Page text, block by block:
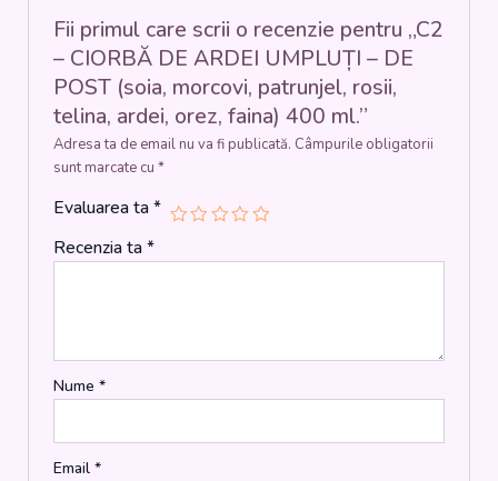
morcovi,
patrunjel,
Fii primul care scrii o recenzie pentru „C2
– CIORBĂ DE ARDEI UMPLUȚI – DE
POST (soia, morcovi, patrunjel, rosii,
telina, ardei, orez, faina) 400 ml.”
Adresa ta de email nu va fi publicată. Câmpurile obligatorii
sunt marcate cu *
Evaluarea ta*
Recenzia ta*
Nume *
Email *